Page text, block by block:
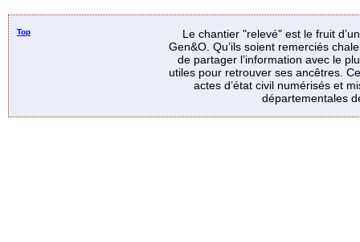
Top
Le chantier "relevé" est le fruit
Gen&O. Qu’ils soient remerciés
de partager l’information avec le
utiles pour retrouver ses ancêtres.
actes d’état civil numérisés et
départementales